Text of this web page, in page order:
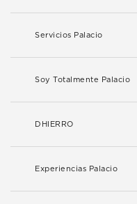
Servicios Palacio
Soy Totalmente Palacio
DHIERRO
Experiencias Palacio